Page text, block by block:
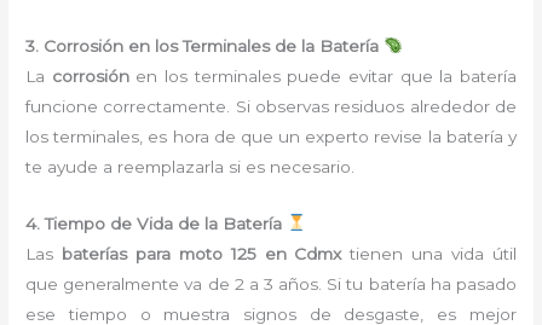
3. Corrosión en los Terminales de la Batería
La corrosiónen los terminales puede evitar que la batería
funcione correctamente. Si observas residuos alrededor de
los terminales, es hora de que un experto revise la batería y
te ayude a reemplazarla si es necesario.
4. Tiempo de Vida de la Batería
Las baterías para moto 125 en Cdmxtienen una vida útil
que generalmente va de 2 a 3 años. Si tu batería ha pasado
ese tiempo o muestra signos de desgaste, es mejor